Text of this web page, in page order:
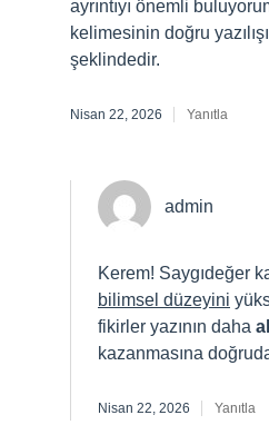
ayrıntıyı önemli
kelimesinin doğru
şeklindedir.
Nisan 22, 2026 Yanıtla
admin
Kerem! Saygıdeğer
bilimsel düzeyini
fikirler yazının daha
kazanmasına
Nisan 22, 2026 Yanıtla